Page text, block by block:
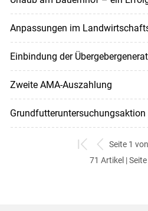
Anpassungen im
Einbindung der
Zweite AMA-Auszahlung
zum
ersten
zurück
zum
Seite 1
71 Artikel |